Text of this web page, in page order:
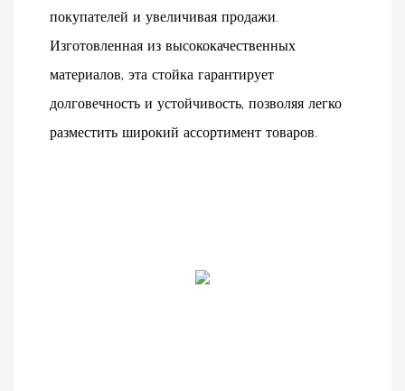
покупателей и увеличивая продажи.
Изготовленная из высококачественных
материалов, эта стойка гарантирует
долговечность и устойчивость, позволяя легко
разместить широкий ассортимент товаров.